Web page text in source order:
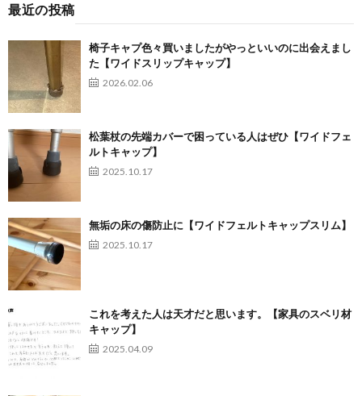
最近の投稿
椅子キャプ色々買いましたがやっといいのに出会えまし
た【ワイドスリップキャップ】
2026.02.06
松葉杖の先端カバーで困っている人はぜひ【ワイドフェ
ルトキャップ】
2025.10.17
無垢の床の傷防止に【ワイドフェルトキャップスリム】
2025.10.17
これを考えた人は天才だと思います。【家具のスベリ材
キャップ】
2025.04.09